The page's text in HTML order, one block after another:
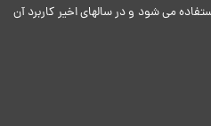
می شود و در سالهای اخیر کاربرد آن